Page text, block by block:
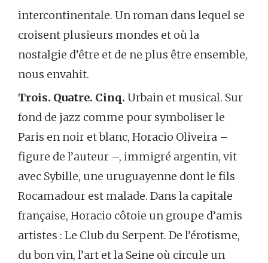
intercontinentale. Un roman dans lequel se
croisent plusieurs mondes et où la
nostalgie d’être et de ne plus être ensemble,
nous envahit.
Trois. Quatre. Cinq. Urbain et musical. Sur
fond de jazz comme pour symboliser le
Paris en noir et blanc, Horacio Oliveira –
figure de l’auteur –, immigré argentin, vit
avec Sybille, une uruguayenne dont le fils
Rocamadour est malade. Dans la capitale
française, Horacio côtoie un groupe d’amis
artistes : Le Club du Serpent. De l’érotisme,
du bon vin, l’art et la Seine où circule un